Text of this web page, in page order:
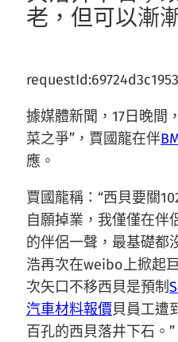
老，但可以漸
據媒體新聞，17日晚間
菜之爭”，賈國龍在伴
應。
賈國龍稱：“西貝要關
自願掉業，我僅僅在伴
的伴侶一聲，最基礎都
浩再次在weibo上掀起
次矢口不移西貝是預制
汽車材料報價貝員工遭
百孔的西貝落井下石。”